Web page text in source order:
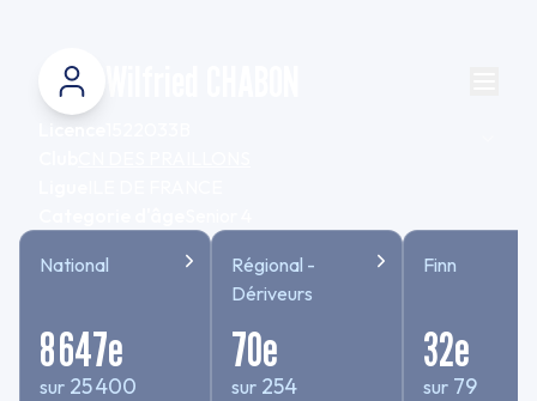
National
8 647e
sur 25 400
Régional -
Dériveurs
70e
sur 254
Finn
32e
sur 79